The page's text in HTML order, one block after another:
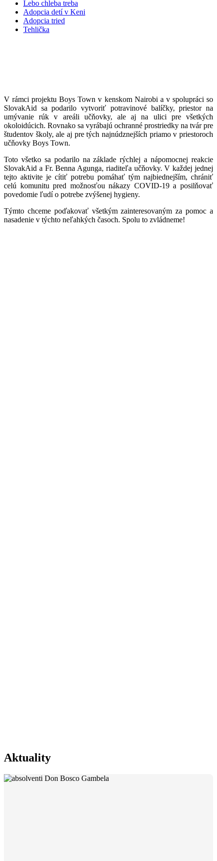
Lebo chleba treba
Adopcia detí v Keni
Adopcia tried
Tehlička
V rámci projektu Boys Town v kenskom Nairobi a v spolupráci so
SlovakAid sa podarilo vytvoriť potravinové balíčky, priestor na
umývanie rúk v areáli učňovky, ale aj na ulici pre všetkých
okoloidúcich. Rovnako sa vyrábajú ochranné prostriedky na tvár pre
študentov školy, ale aj pre tých najnúdznejších priamo v priestoroch
učňovky Boys Town.
Toto všetko sa podarilo na základe rýchlej a nápomocnej reakcie
SlovakAid a Fr. Benna Agunga, riaditeľa učňovky. V každej jednej
tejto aktivite je cítiť potrebu pomáhať tým najbiednejším, chrániť
celú komunitu pred možnosťou nákazy COVID-19 a posilňovať
povedomie ľudí o potrebe zvýšenej hygieny.
Týmto chceme poďakovať všetkým zainteresovaným za pomoc a
nasadenie v týchto neľahkých časoch. Spolu to zvládneme!
Aktuality